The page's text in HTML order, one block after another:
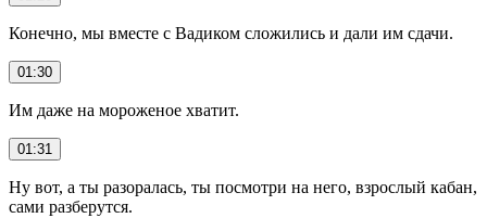
Конечно, мы вместе с Вадиком сложились и дали им сдачи.
01:30
Им даже на мороженое хватит.
01:31
Ну вот, а ты разоралась, ты посмотри на него, взрослый кабан,
сами разберутся.